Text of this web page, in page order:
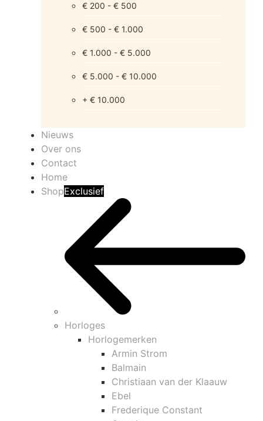
€ 200 - € 500
€ 500 - € 1.000
€ 1.000 - € 5.000
€ 5.000 - € 10.000
+ € 10.000
Nieuws
Over ons
Contact
Home
ShopExclusief
Horloges
Horlogemerken
Armin Strom
Balmain
Christiaan van der Klaauw
Ebel
Frederique Constant